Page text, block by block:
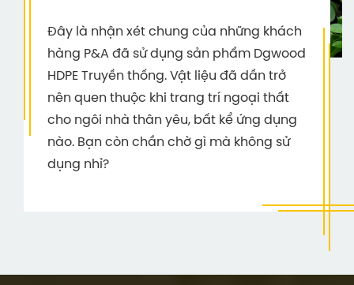
Đây là nhận xét chung của những khách
hàng P&A đã sử dụng sản phẩm Dgwood
HDPE Truyền thống. Vật liệu đã dần trở
nên quen thuộc khi trang trí ngoại thất
cho ngôi nhà thân yêu, bất kể ứng dụng
nào. Bạn còn chần chờ gì mà không sử
dụng nhỉ?